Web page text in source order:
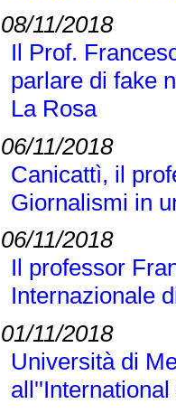
08/11/2018
Il Prof.
parlare di fake
La Rosa
06/11/2018
Canicattì, il
Giornalismi in
06/11/2018
Il professor
Internazionale
01/11/2018
Università di